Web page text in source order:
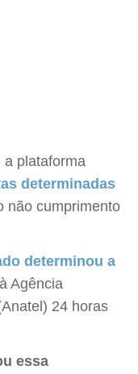
a plataforma
determinadas
não cumprimento
determinou a
Agência
24 horas
essa